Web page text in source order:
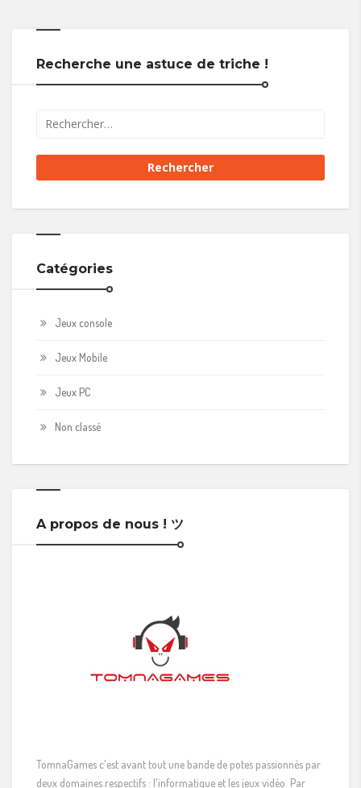
Recherche une astuce de triche !
Catégories
Jeux console
Jeux Mobile
Jeux PC
Non classé
A propos de nous ! ツ
TomnaGames c'est avant tout une bande de potes passionnés par
deux domaines respectifs : l'informatique et les jeux vidéo. Par